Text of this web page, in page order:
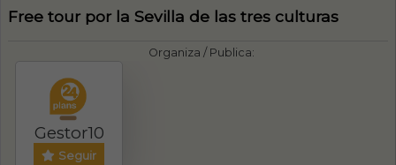
Free tour por la Sevilla de las tres culturas
Organiza / Publica:
Gestor10
Seguir